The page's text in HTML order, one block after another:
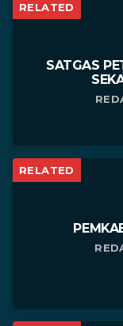
RELATED
SATGAS
RELATED